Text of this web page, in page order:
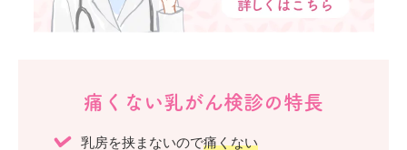
痛くない乳がん検診の特長
乳房を挟まないので痛くない